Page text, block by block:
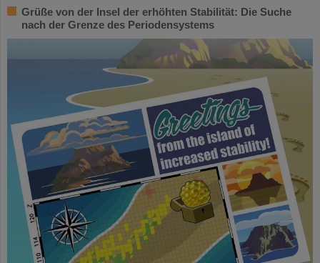
Grüße von der Insel der erhöhten Stabilität: Die Suche
nach der Grenze des Periodensystems